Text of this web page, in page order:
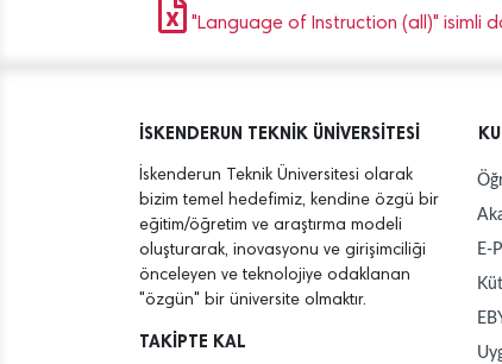
"Language of Instruction (all)" isimli
İSKENDERUN TEKNİK ÜNİVERSİTESİ
İskenderun Teknik Üniversitesi olarak
bizim temel hedefimiz, kendine özgü bir
eğitim/öğretim ve araştırma modeli
oluşturarak, inovasyonu ve girişimciliği
önceleyen ve teknolojiye odaklanan
"özgün" bir üniversite olmaktır.
TAKİPTE KAL
E-